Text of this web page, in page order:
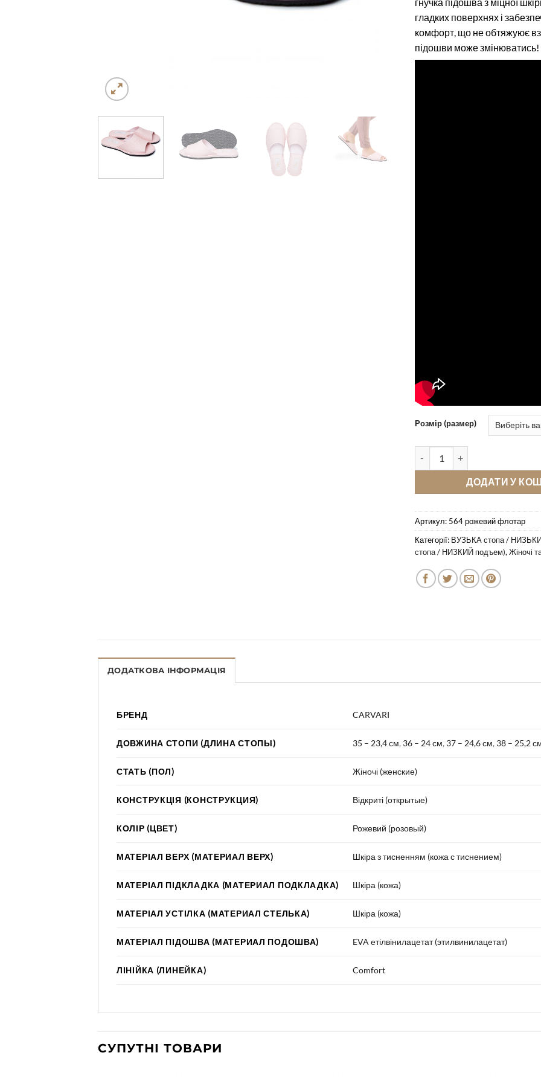
гладких поверхнях і
комфорт, що не обтяжуює
підошви може змінюватись!
Розмір (размер)
ДОДАТИ У
Артикул: 564 рожевий флотар
Категорії: ВУЗЬКА стопа /
стопа / НИЗКИЙ подъем), Жіночі
ДОДАТКОВА ІНФОРМАЦІЯ
БРЕНД CARVARI
ДОВЖИНА СТОПИ (ДЛИНА СТОПЫ) 35 – 23,4 см, 36 – 24 см, 37 – 24,6 см, 38 – 25,2
СТАТЬ (ПОЛ) Жіночі (женские)
КОНСТРУКЦІЯ (КОНСТРУКЦИЯ) Відкриті (открытые)
КОЛІР (ЦВЕТ) Рожевий (розовый)
МАТЕРІАЛ ВЕРХ (МАТЕРИАЛ ВЕРХ) Шкіра з тисненням (кожа с тиснением)
МАТЕРІАЛ ПІДКЛАДКА (МАТЕРИАЛ ПОДКЛАДКА) Шкіра (кожа)
МАТЕРІАЛ УСТІЛКА (МАТЕРИАЛ СТЕЛЬКА) Шкіра (кожа)
МАТЕРІАЛ ПІДОШВА (МАТЕРИАЛ ПОДОШВА) EVA етілвінилацетат (этилвинилацетат)
ЛІНІЙКА (ЛИНЕЙКА) Comfort
СУПУТНІ ТОВАРИ